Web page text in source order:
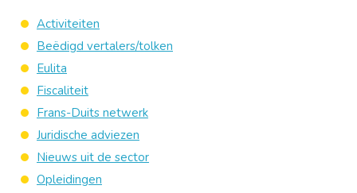
Activiteiten
Beëdigd vertalers/tolken
Eulita
Fiscaliteit
Frans-Duits netwerk
Juridische adviezen
Nieuws uit de sector
Opleidingen